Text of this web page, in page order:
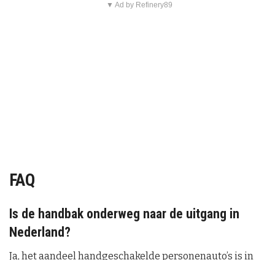
▼ Ad by Refinery89
FAQ
Is de handbak onderweg naar de uitgang in
Nederland?
Ja, het aandeel handgeschakelde personenauto’s is in